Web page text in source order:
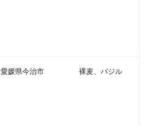
愛媛県今治市 裸麦、バジル